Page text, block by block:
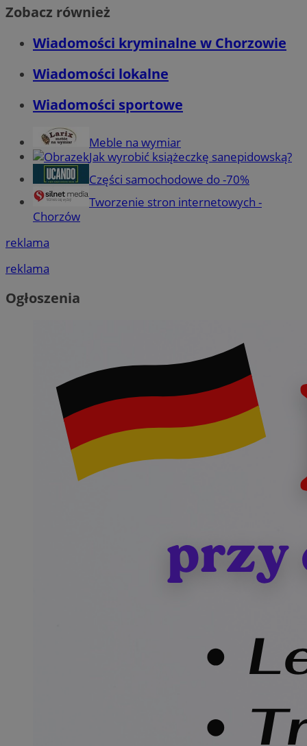
Zobacz również
Wiadomości kryminalne w Chorzowie
Wiadomości lokalne
Wiadomości sportowe
Meble na wymiar
Jak wyrobić książeczkę sanepidowską?
Części samochodowe do -70%
Tworzenie stron internetowych -
Chorzów
reklama
reklama
Ogłoszenia